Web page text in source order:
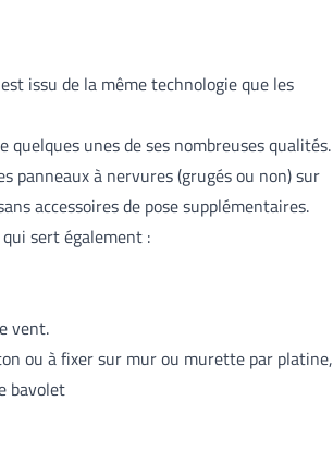
issu de la même technologie que les
unes de ses nombreuses qualités.
panneaux à nervures (grugés ou non) sur
accessoires de pose supplémentaires.
sert également :
vent.
ou à fixer sur mur ou murette par platine,
bavolet